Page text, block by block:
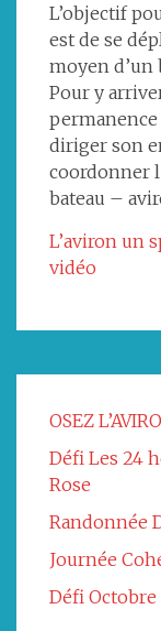
L’objectif
est de se
moyen d’un
Pour y
diriger son
coordonner
bateau –
L’aviron un
vidéo
OSEZ
Défi Les 24
Rose
Randonnée
Journée
Défi Octobre